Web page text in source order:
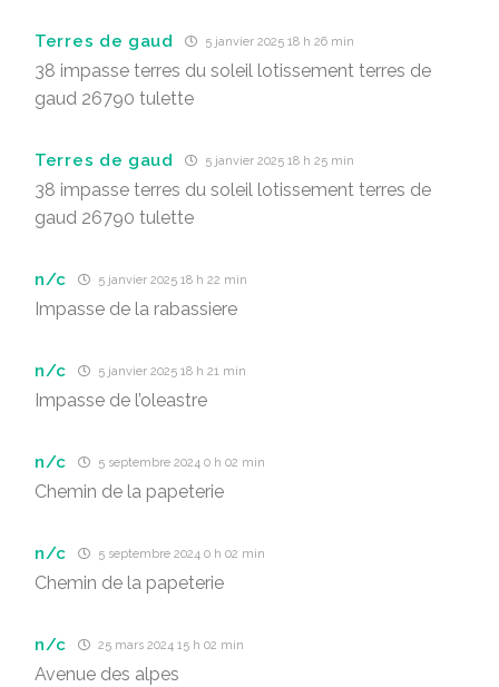
Terres de gaud 5 janvier 2025 18 h 26 min
38 impasse terres du soleil lotissement terres de
gaud 26790 tulette
Terres de gaud 5 janvier 2025 18 h 25 min
38 impasse terres du soleil lotissement terres de
gaud 26790 tulette
n/c 5 janvier 2025 18 h 22 min
Impasse de la rabassiere
n/c 5 janvier 2025 18 h 21 min
Impasse de l’oleastre
n/c 5 septembre 2024 0 h 02 min
Chemin de la papeterie
n/c 5 septembre 2024 0 h 02 min
Chemin de la papeterie
n/c 25 mars 2024 15 h 02 min
Avenue des alpes